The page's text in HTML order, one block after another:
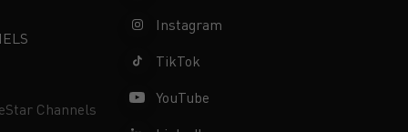
Channels
Instagram
TikTok
YouTube